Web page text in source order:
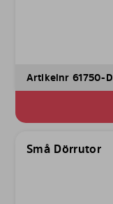
Artikelnr 61750-D
Små Dörrutor